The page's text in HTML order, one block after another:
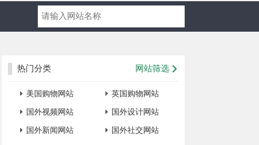
热门分类 网站筛选
美国购物网站
英国购物网站
国外视频网站
国外设计网站
国外新闻网站
国外社交网站